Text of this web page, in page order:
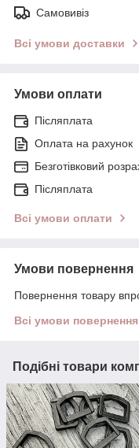
Самовивіз
Всі умови доставки
Умови оплати
Післяплата
Оплата на рахунок
Безготівковий
Післяплата
Всі умови оплати
Умови повернення
Повернення товару
Всі умови повернення
Подібні товари